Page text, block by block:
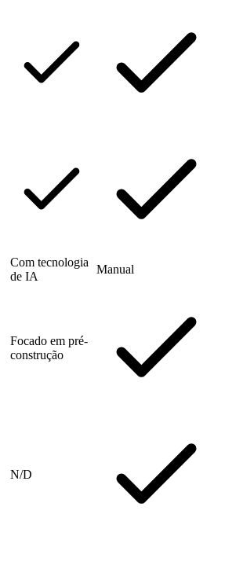
Com tecnologia
de IA
Manual
Focado em pré-
construção
N/D